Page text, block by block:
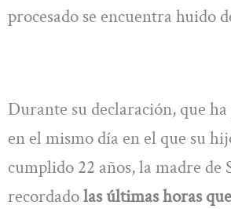
procesado se encuentra huido
Durante su declaración, que
en el mismo día en el que su
cumplido 22 años, la madre de
recordadolas últimas horas